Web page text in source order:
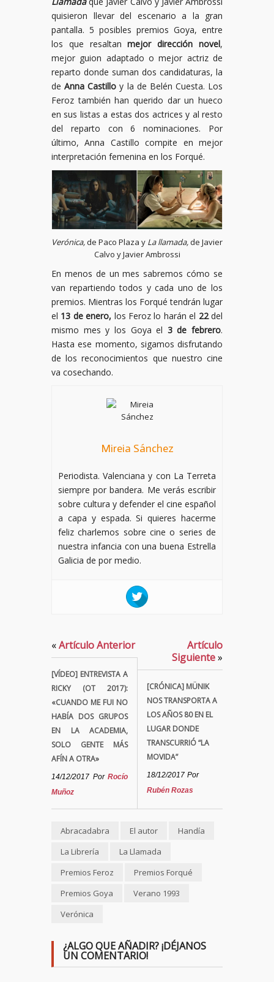
quisieron llevar del escenario a la gran
pantalla. 5 posibles premios Goya, entre
los que resaltanmejor dirección novel,
mejor guion adaptado o mejor actriz de
reparto donde suman dos candidaturas, la
deAnna Castilloy la de Belén Cuesta. Los
Feroz también han querido dar un hueco
en sus listas a estas dos actrices y al resto
del reparto con 6 nominaciones. Por
último, Anna Castillo compite en mejor
interpretación femenina en los Forqué.
Verónica,de Paco Plaza y La llamada,de Javier
Calvo y Javier Ambrossi
En menos de un mes sabremos cómo se
van repartiendo todos y cada uno de los
premios. Mientras los Forqué tendrán lugar
el 13 de enero, los Feroz lo harán el 22del
mismo mes y los Goya el 3 de febrero.
Hasta ese momento, sigamos disfrutando
de los reconocimientos que nuestro cine
va cosechando.
Mireia Sánchez
Periodista. Valenciana y con La Terreta
siempre por bandera. Me verás escribir
sobre cultura y defender el cine español
a capa y espada. Si quieres hacerme
feliz charlemos sobre cine o series de
nuestra infancia con una buena Estrella
Galicia de por medio.
«Artículo Anterior
[VÍDEO] ENTREVISTA A
RICKY (OT 2017):
«CUANDO ME FUI NO
HABÍA DOS GRUPOS
EN LA ACADEMIA,
SOLO GENTE MÁS
AFÍN A OTRA»
14/12/2017 Por Rocío
Muñoz
Artículo
Siguiente»
[CRÓNICA] MÜNIK
NOS TRANSPORTA A
LOS AÑOS 80 EN EL
LUGAR DONDE
TRANSCURRIÓ “LA
MOVIDA”
18/12/2017 Por
Rubén Rozas
Abracadabra El autor
Handía
La Librería
La Llamada
Premios Feroz
Premios Forqué
Premios Goya
Verano 1993
Verónica
¿ALGO QUE AÑADIR? ¡DÉJANOS
UN COMENTARIO!